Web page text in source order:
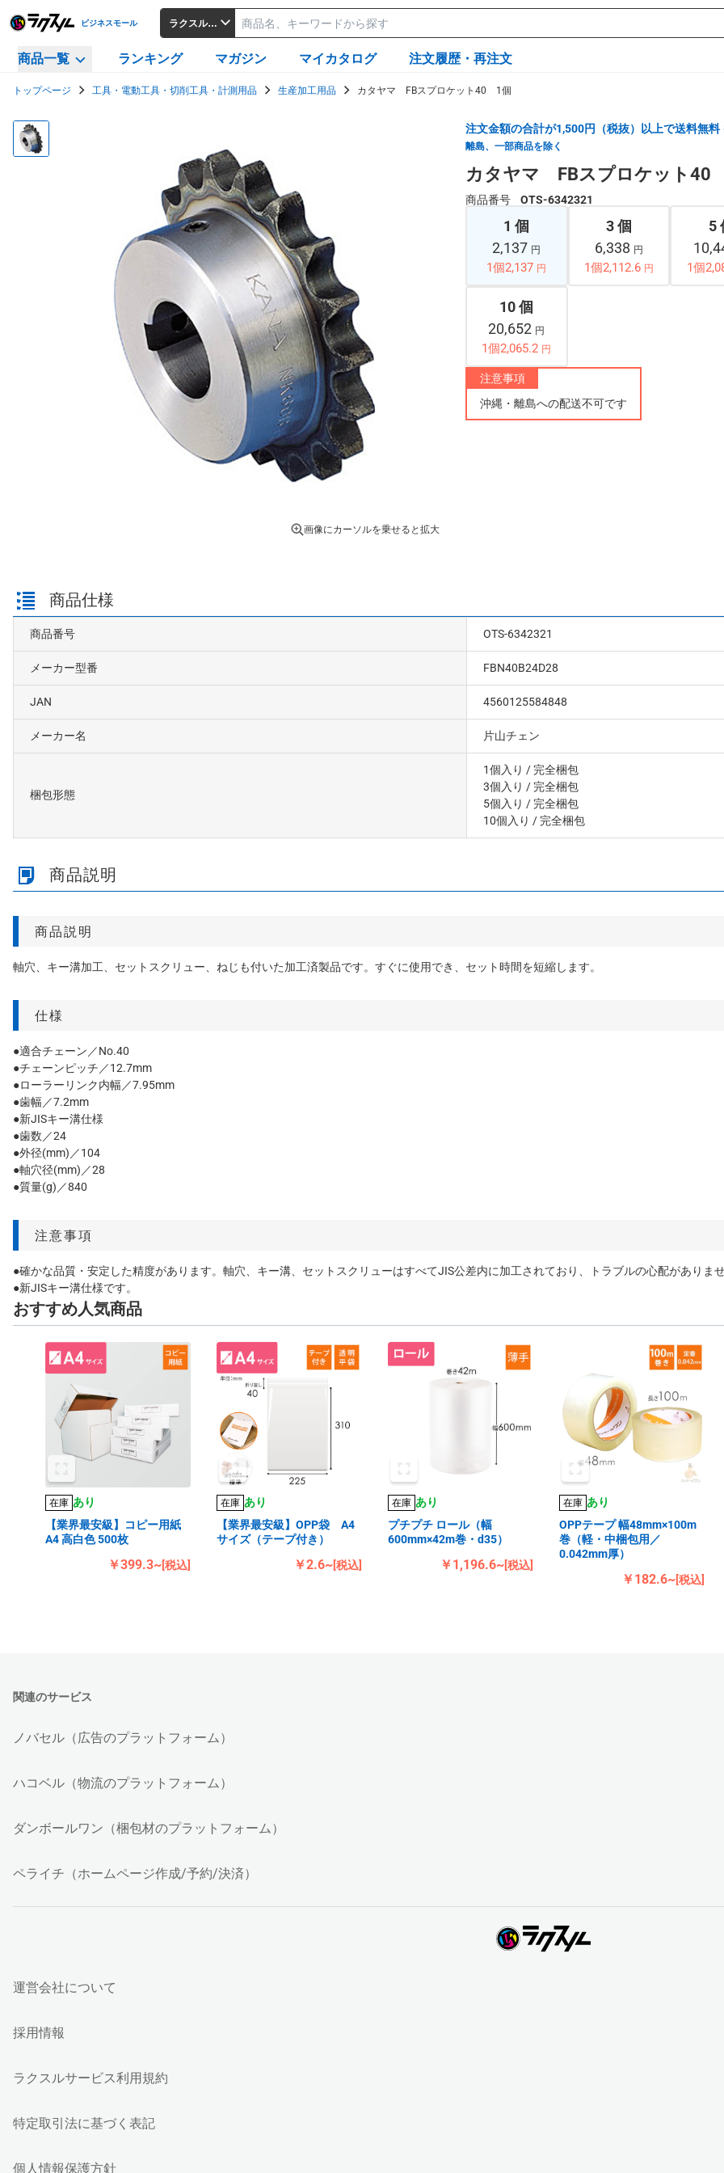
ビジネスモール ラクスルビジネスモール
商品一覧 ランキング マガジン マイカタログ 注文履歴・再注文
トップページ 工具・電動工具・切削工具・計測用品 生産加工用品 カタヤマ FBスプロケット40 1個
画像にカーソルを乗せると拡大
注文金額の合計が1,500円（税抜）以上で送料無料
離島、一部商品を除く
カタヤマ FBスプロケット
商品番号 OTS-6342321
1 個
2,137 円
1個2,137 円
3 個
6,338 円
1個2,112.6 円
5
1個
10 個
20,652 円
1個2,065.2 円
注意事項
沖縄・離島への配送不可です
商品仕様
商品番号 OTS-6342321
メーカー型番 FBN40B24D28
JAN 4560125584848
メーカー名 片山チェン
梱包形態
1個入り / 完全梱包
3個入り / 完全梱包
5個入り / 完全梱包
10個入り / 完全梱包
商品説明
商品説明
軸穴、キー溝加工、セットスクリュー、ねじも付いた加工済製品です。すぐに使用でき、セット時間を短縮します。
仕様
●適合チェーン／No.40
●チェーンピッチ／12.7mm
●ローラーリンク内幅／7.95mm
●歯幅／7.2mm
●新JISキー溝仕様
●歯数／24
●外径(mm)／104
●軸穴径(mm)／28
●質量(g)／840
注意事項
●確かな品質・安定した精度があります。軸穴、キー溝、セットスクリューはすべてJIS公差内に加工されており、トラブルの心配がありま
●新JISキー溝仕様です。
おすすめ人気商品
在庫 あり
【業界最安級】コピー用紙
A4 高白色 500枚
￥399.3~[税込]
在庫 あり
【業界最安級】OPP袋 A4
サイズ（テープ付き）
￥2.6~[税込]
在庫 あり
プチプチ ロール（幅
600mm×42m巻・d35）
￥1,196.6~[税込]
在庫 あり
OPPテープ 幅48mm×100m
巻（軽・中梱包用／
0.042mm厚）
￥182.6~[税込]
関連のサービス
ノバセル（広告のプラットフォーム）
ハコベル（物流のプラットフォーム）
ダンボールワン（梱包材のプラットフォーム）
ペライチ（ホームページ作成/予約/決済）
運営会社について
採用情報
ラクスルサービス利用規約
特定取引法に基づく表記
個人情報保護方針